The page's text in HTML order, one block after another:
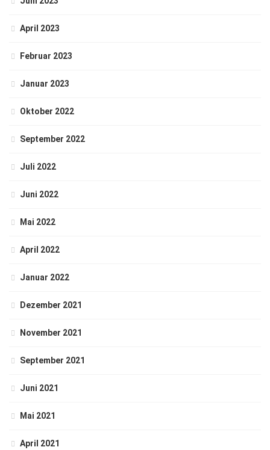
April 2023
Februar 2023
Januar 2023
Oktober 2022
September 2022
Juli 2022
Juni 2022
Mai 2022
April 2022
Januar 2022
Dezember 2021
November 2021
September 2021
Juni 2021
Mai 2021
April 2021